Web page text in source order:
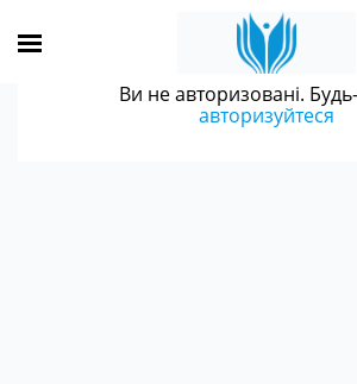
Ви не авторизовані.
авторизуйтеся